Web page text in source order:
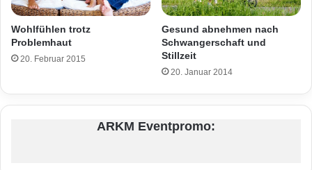
Wohlfühlen trotz
Problemhaut
20. Februar 2015
Gesund abnehmen nach
Schwangerschaft und
Stillzeit
20. Januar 2014
ARKM Eventpromo: